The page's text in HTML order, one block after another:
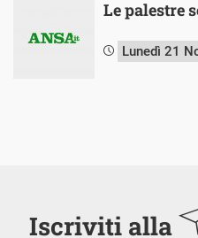
Le palestre
Lunedì 21
Iscriviti alla